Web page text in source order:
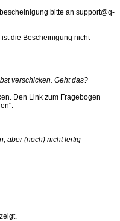
bitte an support@q-
die Bescheinigung nicht
verschicken. Geht das?
Den Link zum Fragebogen
aber (noch) nicht fertig